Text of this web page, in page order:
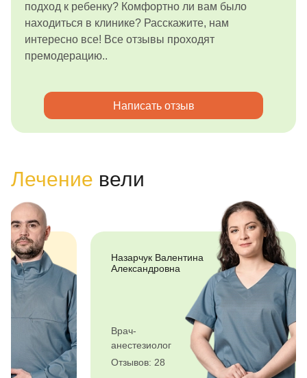
подход к ребенку? Комфортно ли вам было
находиться в клинике? Расскажите, нам
интересно все! Все отзывы проходят
премодерацию..
Написать отзыв
Лечение вели
Назарчук Валентина
Александровна
Врач-
анестезиолог
Отзывов: 28